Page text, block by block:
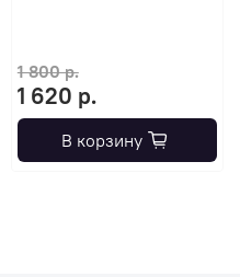
1 800 р.
1 620 р.
В корзину